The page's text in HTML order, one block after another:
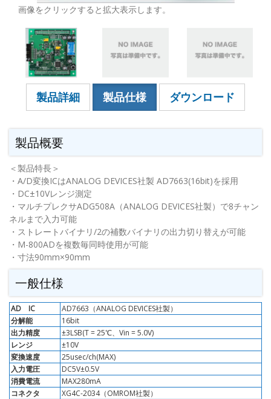
画像をクリックすると拡大表示します。
製品詳細 製品仕様 ダウンロード
製品概要
＜製品特長＞
・A/D変換ICはANALOG DEVICES社製 AD7663(16bit)を採用
・DC±10Vレンジ測定
・マルチプレクサADG508A（ANALOG DEVICES社製）で8チャン
ネルまで入力可能
・ストレートバイナリ/2の補数バイナリの出力切り替えが可能
・M-800ADを複数毎同時使用が可能
・寸法90mm×90mm
一般仕様
AD IC
AD7663（ANALOG DEVICES社製）
分解能
16bit
出力精度
±3LSB(T = 25℃、Vin = 5.0V)
レンジ
±10V
変換速度
25usec/ch(MAX)
入力電圧
DC5V±0.5V
消費電流
MAX280mA
コネクタ
XG4C-2034（OMROM社製）